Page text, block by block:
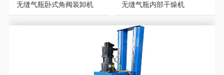
无缝气瓶卧式角阀装卸机 无缝气瓶内部干燥机